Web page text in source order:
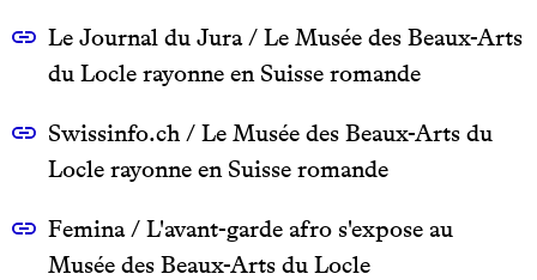
Le Journal du Jura / Le Musée des Beaux-Arts
du Locle rayonne en Suisse romande
Swissinfo.ch / Le Musée des Beaux-Arts du
Locle rayonne en Suisse romande
Femina / L'avant-garde afro s'expose au
Musée des Beaux-Arts du Locle